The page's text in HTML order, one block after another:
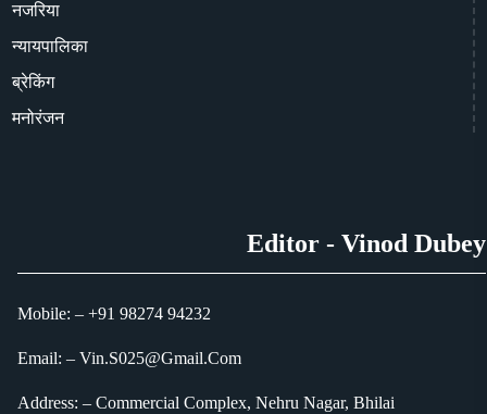
नजरिया
न्यायपालिका
ब्रेकिंग
मनोरंजन
Editor - Vinod Dubey
Mobile: – +91 98274 94232
Email: – Vin.S025@Gmail.Com
Address: – Commercial Complex, Nehru Nagar, Bhilai